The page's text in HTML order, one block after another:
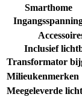
Smarthome
Inclusief
Transformator
Milieukenmerken
Meegeleverde